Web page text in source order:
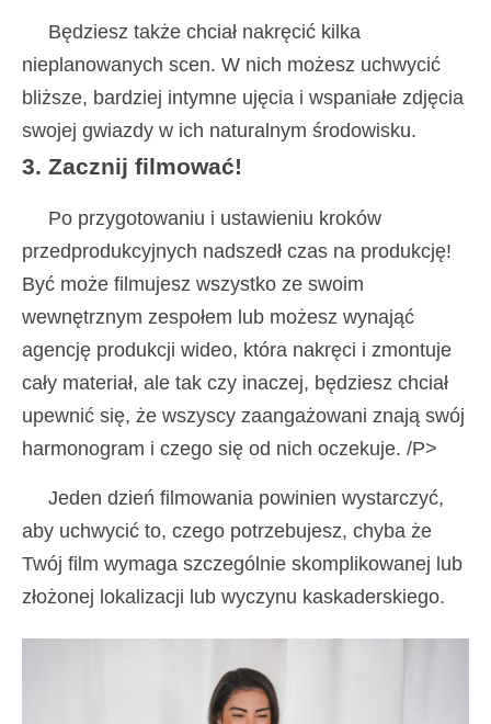
Będziesz także chciał nakręcić kilka
nieplanowanych scen. W nich możesz uchwycić
bliższe, bardziej intymne ujęcia i wspaniałe zdjęcia
swojej gwiazdy w ich naturalnym środowisku.
3. Zacznij filmować!
Po przygotowaniu i ustawieniu kroków
przedprodukcyjnych nadszedł czas na produkcję!
Być może filmujesz wszystko ze swoim
wewnętrznym zespołem lub możesz wynająć
agencję produkcji wideo, która nakręci i zmontuje
cały materiał, ale tak czy inaczej, będziesz chciał
upewnić się, że wszyscy zaangażowani znają swój
harmonogram i czego się od nich oczekuje. /P>
Jeden dzień filmowania powinien wystarczyć,
aby uchwycić to, czego potrzebujesz, chyba że
Twój film wymaga szczególnie skomplikowanej lub
złożonej lokalizacji lub wyczynu kaskaderskiego.